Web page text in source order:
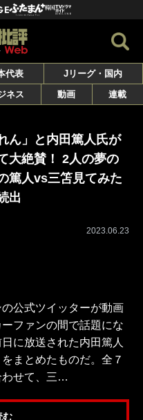
代表
Jリーグ・国内
ネス 動画 連載
ん」と内田篤人氏が
大絶賛！ 2人の夢の
篤人vs三笘見てみた
出
2023.06.23
公式ツイッターが動画
ファンの間で話題にな
に放送された内田篤人
まとめたものだ。全７
わせて、三…
む